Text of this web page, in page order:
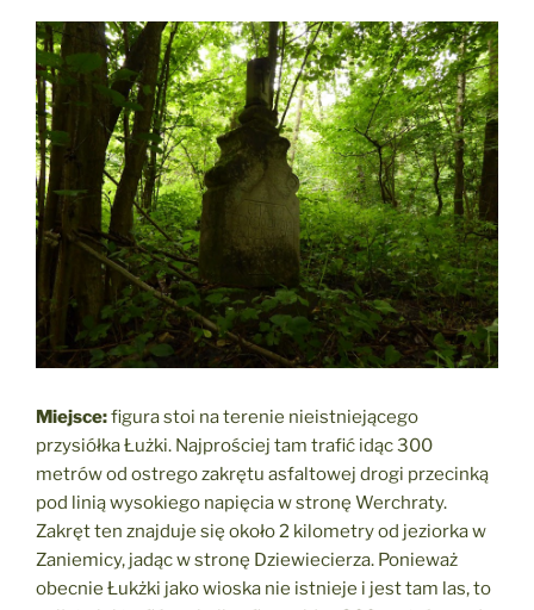
Miejsce:figura stoi na terenie nieistniejącego
przysiółka Łużki. Najprościej tam trafić idąc 300
metrów od ostrego zakrętu asfaltowej drogi przecinką
pod linią wysokiego napięcia w stronę Werchraty.
Zakręt ten znajduje się około 2 kilometry od jeziorka w
Zaniemicy, jadąc w stronę Dziewiecierza. Ponieważ
obecnie Łukżki jako wioska nie istnieje i jest tam las, to